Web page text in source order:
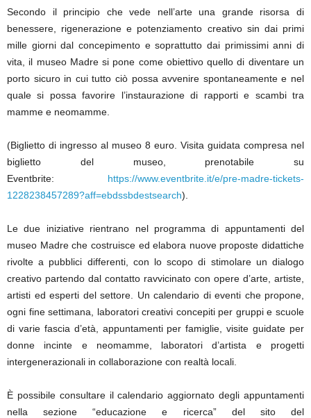
Secondo il principio che vede nell’arte una grande risorsa di
benessere, rigenerazione e potenziamento creativo sin dai primi
mille giorni dal concepimento e soprattutto dai primissimi anni di
vita, il museo Madre si pone come obiettivo quello di diventare un
porto sicuro in cui tutto ciò possa avvenire spontaneamente e nel
quale si possa favorire l’instaurazione di rapporti e scambi tra
mamme e neomamme.
(Biglietto di ingresso al museo 8 euro. Visita guidata compresa nel
biglietto del museo, prenotabile su
Eventbrite: https://www.eventbrite.it/e/pre-madre-tickets-
1228238457289?aff=ebdssbdestsearch).
Le due iniziative rientrano nel programma di appuntamenti del
museo Madre che costruisce ed elabora nuove proposte didattiche
rivolte a pubblici differenti, con lo scopo di stimolare un dialogo
creativo partendo dal contatto ravvicinato con opere d’arte, artiste,
artisti ed esperti del settore. Un calendario di eventi che propone,
ogni fine settimana, laboratori creativi concepiti per gruppi e scuole
di varie fascia d’età, appuntamenti per famiglie, visite guidate per
donne incinte e neomamme, laboratori d’artista e progetti
intergenerazionali in collaborazione con realtà locali.
È possibile consultare il calendario aggiornato degli appuntamenti
nella sezione “educazione e ricerca” del sito del